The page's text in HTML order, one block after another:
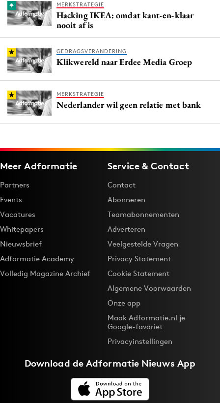
MERKSTRATEGIE
Hacking IKEA: omdat kant-en-klaar
nooit af is
GEDRAGSVERANDERING
Klikwereld naar Erdee Media Groep
MERKSTRATEGIE
Nederlander wil geen relatie met bank
Meer Adformatie
Partners
Events
Vacatures
Whitepapers
Nieuwsbrief
Adformatie Academy
Volledig Magazine Archief
Service & Contact
Contact
Abonneren
Teamabonnementen
Adverteren
Veelgestelde Vragen
Privacy Statement
Cookie Statement
Algemene Voorwaarden
Onze app
Maak Adformatie.nl je
Google-favoriet
Privacyinstellingen
Download deAdformatie Nieuws App